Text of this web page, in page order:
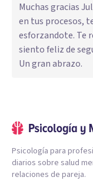
Muchas gracias
en tus procesos,
esforzandote. Te
siento feliz de
Un gran abrazo.
Psicología para
diarios sobre salud
relaciones de pareja.